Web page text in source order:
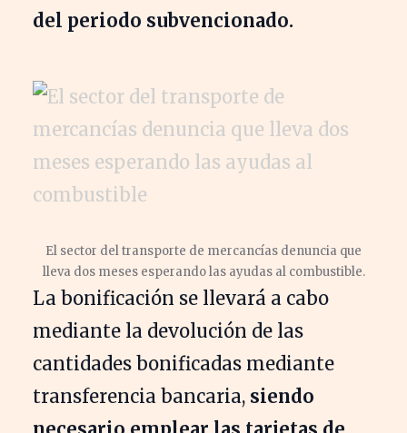
del periodo subvencionado.
El sector del transporte de mercancías denuncia que
lleva dos meses esperando las ayudas al combustible.
La bonificación se llevará a cabo
mediante la devolución de las
cantidades bonificadas mediante
transferencia bancaria, siendo
necesario emplear las tarjetas de